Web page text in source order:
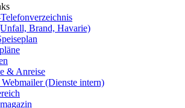
Brand, Havarie)
& Anreise
(Dienste intern)